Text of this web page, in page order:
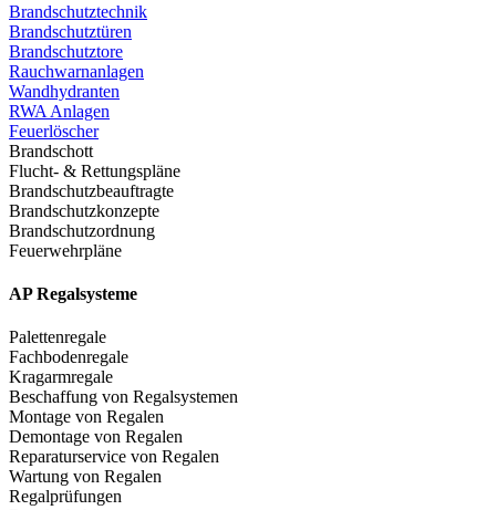
Brandschutztechnik
Brandschutztüren
Brandschutztore
Rauchwarnanlagen
Wandhydranten
RWA Anlagen
Feuerlöscher
Brandschott
Flucht- & Rettungspläne
Brandschutzbeauftragte
Brandschutzkonzepte
Brandschutzordnung
Feuerwehrpläne
AP Regalsysteme
Palettenregale
Fachbodenregale
Kragarmregale
Beschaffung von Regalsystemen
Montage von Regalen
Demontage von Regalen
Reparaturservice von Regalen
Wartung von Regalen
Regalprüfungen